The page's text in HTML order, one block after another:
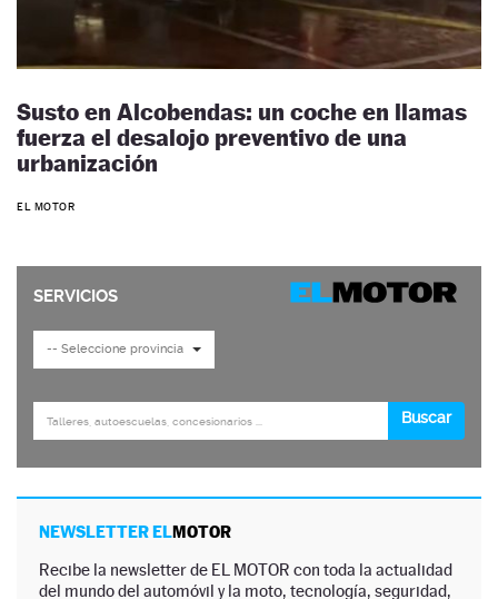
Susto en Alcobendas: un coche en llamas
fuerza el desalojo preventivo de una
urbanización
EL MOTOR
NEWSLETTER ELMOTOR
Recibe la newsletter de EL MOTOR con toda la actualidad
del mundo del automóvil y la moto, tecnología, seguridad,